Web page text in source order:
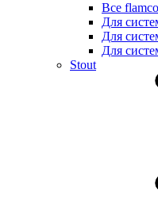
Все flamco
Для
Для
Для
Stout